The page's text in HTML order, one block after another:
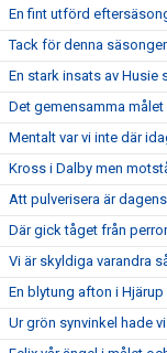
En fint utförd
Tack för denna
En stark insats av Husie
Det gemensamma målet
Mentalt var vi inte där
Kross i Dalby men
Att pulverisera är dagens
Där gick tåget från
Vi är skyldiga varandra
En blytung afton i Hjärup
Ur grön synvinkel hade vi